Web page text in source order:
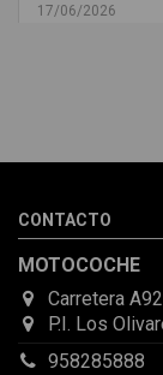
17/06/2026
la pieza llegó
CONTACTO
MOTOCOCHE
Carretera
P.I. Los
958285888